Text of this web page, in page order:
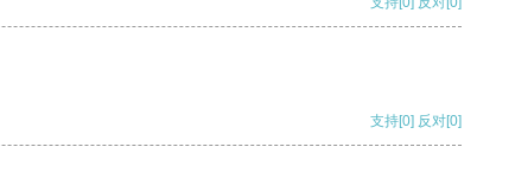
支持[0] 反对[0]